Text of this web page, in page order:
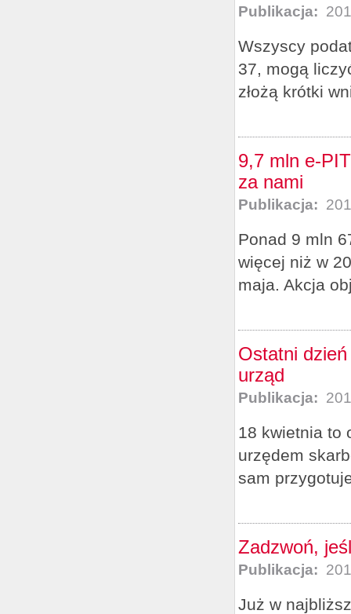
Publikacja:
Wszyscy
37, mogą
złożą krótki
9,7 mln e-
za nami
Publikacja:
Ponad 9 mln
więcej niż w
maja. Akcja
Ostatni
urząd
Publikacja:
18 kwietnia to
urzędem
sam
Zadzwoń,
Publikacja:
Już w